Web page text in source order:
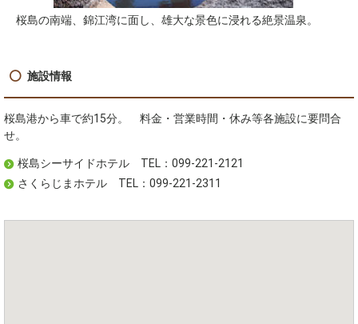
桜島の南端、錦江湾に面し、雄大な景色に浸れる絶景温泉。
施設情報
桜島港から車で約15分。 料金・営業時間・休み等各施設に要問合
せ。
桜島シーサイドホテル TEL：099-221-2121
さくらじまホテル TEL：099-221-2311